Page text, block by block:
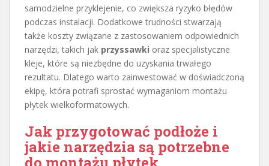
samodzielne przyklejenie, co zwiększa ryzyko błędów
podczas instalacji. Dodatkowe trudności stwarzają
także koszty związane z zastosowaniem odpowiednich
narzędzi, takich jak przyssawki oraz specjalistyczne
kleje, które są niezbędne do uzyskania trwałego
rezultatu. Dlatego warto zainwestować w doświadczoną
ekipę, która potrafi sprostać wymaganiom montażu
płytek wielkoformatowych.
Jak przygotować podłoże i
jakie narzędzia są potrzebne
do montażu płytek